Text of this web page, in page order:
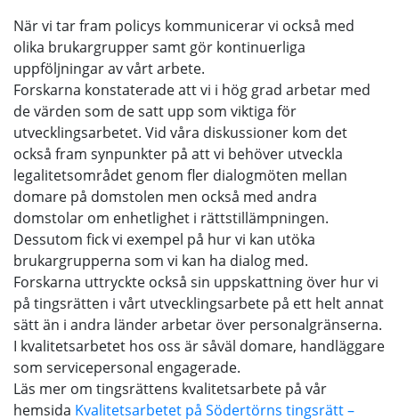
När vi tar fram policys kommunicerar vi också med
olika brukargrupper samt gör kontinuerliga
uppföljningar av vårt arbete.
Forskarna konstaterade att vi i hög grad arbetar med
de värden som de satt upp som viktiga för
utvecklingsarbetet. Vid våra diskussioner kom det
också fram synpunkter på att vi behöver utveckla
legalitetsområdet genom fler dialogmöten mellan
domare på domstolen men också med andra
domstolar om enhetlighet i rättstillämpningen.
Dessutom fick vi exempel på hur vi kan utöka
brukargrupperna som vi kan ha dialog med.
Forskarna uttryckte också sin uppskattning över hur vi
på tingsrätten i vårt utvecklingsarbete på ett helt annat
sätt än i andra länder arbetar över personalgränserna.
I kvalitetsarbetet hos oss är såväl domare, handläggare
som servicepersonal engagerade.
Läs mer om tingsrättens kvalitetsarbete på vår
hemsida Kvalitetsarbetet på Södertörns tingsrätt –